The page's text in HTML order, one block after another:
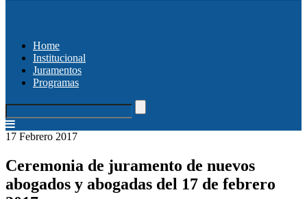
Home
Institucional
Juramentos
Programas
17 Febrero 2017
Ceremonia de juramento de nuevos
abogados y abogadas del 17 de febrero